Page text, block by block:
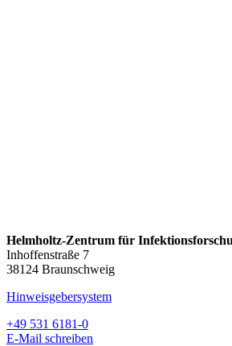
Helmholtz-Zentrum für
Inhoffenstraße 7
38124 Braunschweig
Hinweisgebersystem
+49 531 6181-0
E-Mail schreiben